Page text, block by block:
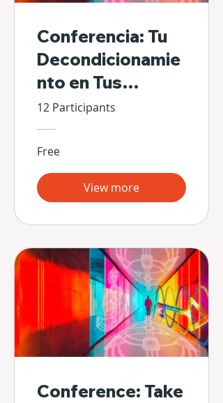
Conferencia: Tu
Decondicionamie
nto en Tus
Propias Manos
12 Participants
Free
View more
Conference: Take